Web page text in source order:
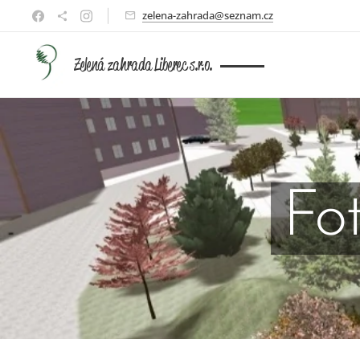
zelena-zahrada@seznam.cz
Zelená zahrada Liberec s.r.o.